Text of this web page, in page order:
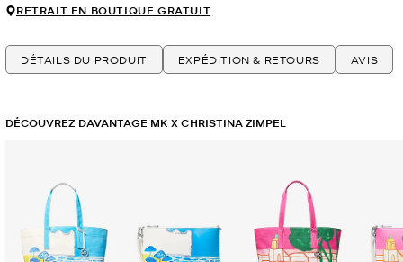
RETRAIT EN BOUTIQUE GRATUIT
DÉTAILS DU PRODUIT EXPÉDITION & RETOURS AVIS
DÉCOUVREZ DAVANTAGE MK X CHRISTINA ZIMPEL